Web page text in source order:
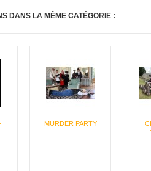
DANS LA MÊME CATÉGORIE :
MURDER PARTY